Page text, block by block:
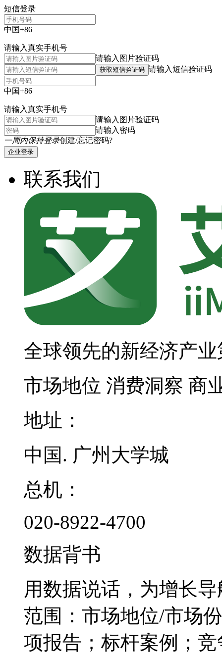
短信登录
中国+86
请输入真实手机号
请输入图片验证码
获取短信验证码 请输入短信验证码
中国+86
请输入真实手机号
请输入图片验证码
请输入密码
一周内保持登录创建/忘记密码?
企业登录
联系我们
全球领先的新经济产
市场地位 消费洞察 商
地址：
中国. 广州大学城
总机：
020-8922-4700
数据背书
用数据说话，为增长导
范围：市场地位/市场
项报告；标杆案例；